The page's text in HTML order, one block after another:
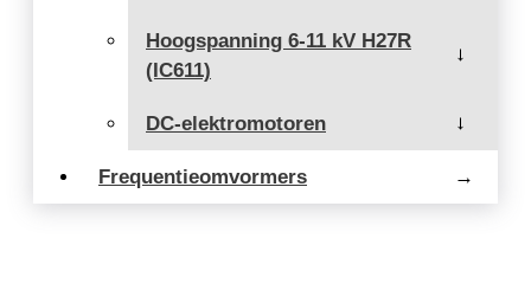
Hoogspanning 6-11 kV H27R
(IC611)
→
DC-elektromotoren →
Frequentieomvormers →